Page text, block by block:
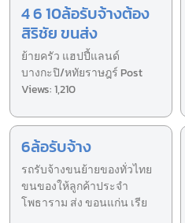
4 6 10ล้อรับจ้างต้อง
สิริชัย ขนส่ง
ย้ายครัว แฮปปี้แลนด์
บางกะปิ/หทัยราษฎร์ Post
Views: 1,210
6ล้อรับจ้าง
รถรับจ้างขนย้ายของทั่วไทย
ขนของให้ลูกค้าประจำ
โพธาราม ส่ง ขอนแก่น เรีย